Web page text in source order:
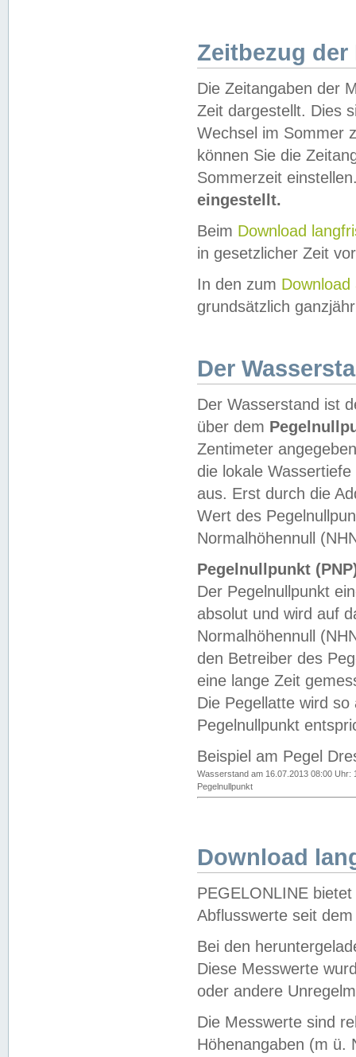
Zeitbezug der
Die Zeitangaben der
Zeit dargestellt. Dies
Wechsel im Sommer
können Sie die
Sommerzeit
eingestellt.
Beim Download
in gesetzlicher Zeit
In den zum Download
grundsätzlich
Der
Der Wasserstand ist
über dem
Zentimeter
die lokale
aus. Erst durch die
Wert des
Normalhöhennull
Pegelnullpunkt
Der Pegelnullpunkt
absolut und wird auf
Normalhöhennull
den Betreiber des
eine lange Zeit
Die Pegellatte wird
Pegelnullpunkt
Beispiel am Pegel
Wasserstand am 16.07.2013 08:00 Uhr:
Pegelnullpunkt
Download
PEGELONLINE
Abflusswerte seit
Bei den
Diese Messwerte
oder andere
Die Messwerte sind
Höhenangaben (m ü.